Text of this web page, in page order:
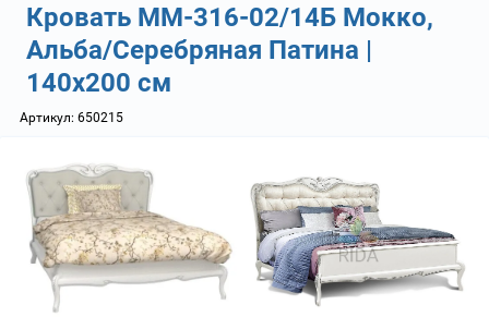
Кровать ММ-316-02/14Б Мокко,
Альба/Серебряная Патина |
140х200 см
Артикул: 650215